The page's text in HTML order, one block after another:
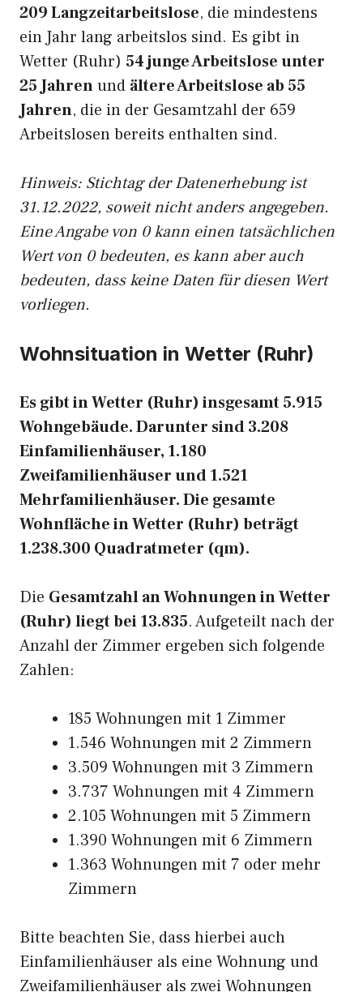
209 Langzeitarbeitslose, die mindestens
ein Jahr lang arbeitslos sind. Es gibt in
Wetter (Ruhr) 54 junge Arbeitslose unter
25 Jahrenund ältere Arbeitslose ab 55
Jahren, die in der Gesamtzahl der 659
Arbeitslosen bereits enthalten sind.
Hinweis: Stichtag der Datenerhebung ist
31.12.2022, soweit nicht anders angegeben.
Eine Angabe von 0 kann einen tatsächlichen
Wert von 0 bedeuten, es kann aber auch
bedeuten, dass keine Daten für diesen Wert
vorliegen.
Wohnsituation in Wetter (Ruhr)
Es gibt in Wetter (Ruhr) insgesamt 5.915
Wohngebäude. Darunter sind 3.208
Einfamilienhäuser, 1.180
Zweifamilienhäuser und 1.521
Mehrfamilienhäuser. Die gesamte
Wohnfläche in Wetter (Ruhr) beträgt
1.238.300 Quadratmeter (qm).
Die Gesamtzahl an Wohnungen in Wetter
(Ruhr) liegt bei 13.835. Aufgeteilt nach der
Anzahl der Zimmer ergeben sich folgende
Zahlen:
185 Wohnungen mit 1 Zimmer
1.546 Wohnungen mit 2 Zimmern
3.509 Wohnungen mit 3 Zimmern
3.737 Wohnungen mit 4 Zimmern
2.105 Wohnungen mit 5 Zimmern
1.390 Wohnungen mit 6 Zimmern
1.363 Wohnungen mit 7 oder mehr
Zimmern
Bitte beachten Sie, dass hierbei auch
Einfamilienhäuser als eine Wohnung und
Zweifamilienhäuser als zwei Wohnungen